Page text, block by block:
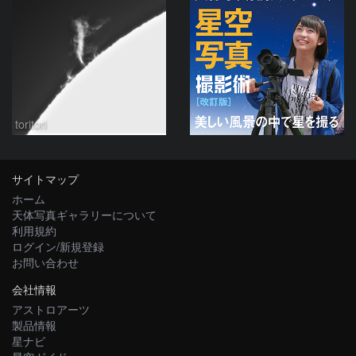
toritori
サイトマップ
ホーム
天体写真ギャラリーについて
利用規約
ログイン/新規登録
お問い合わせ
会社情報
アストロアーツ
製品情報
星ナビ